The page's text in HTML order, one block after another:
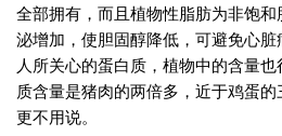
全部拥有，而且植物性脂肪为非饱
泌增加，使胆固醇降低，可避免心
人所关心的蛋白质，植物中的含量
质含量是猪肉的两倍多，近于鸡蛋
更不用说。